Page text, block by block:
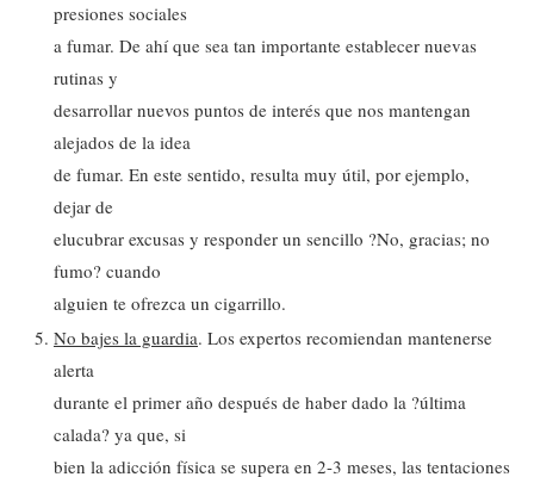
presiones sociales
a fumar. De ahí que sea tan importante establecer nuevas
rutinas y
desarrollar nuevos puntos de interés que nos mantengan
alejados de la idea
de fumar. En este sentido, resulta muy útil, por ejemplo,
dejar de
elucubrar excusas y responder un sencillo ?No, gracias; no
fumo? cuando
alguien te ofrezca un cigarrillo.
No bajes la guardia. Los expertos recomiendan mantenerse
alerta
durante el primer año después de haber dado la ?última
calada? ya que, si
bien la adicción física se supera en 2-3 meses, las tentaciones